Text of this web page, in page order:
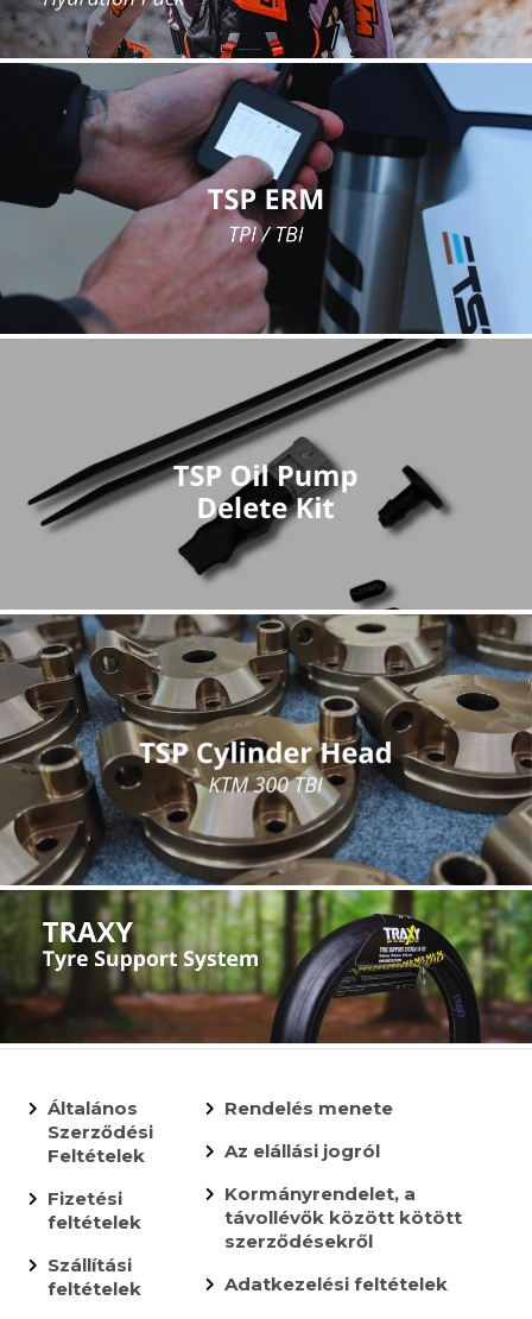
Általános
Szerződési
Feltételek
Fizetési
feltételek
Szállítási
feltételek
Rendelés menete
Az elállási jogról
Kormányrendelet, a
távollévők között kötött
szerződésekről
Adatkezelési feltételek